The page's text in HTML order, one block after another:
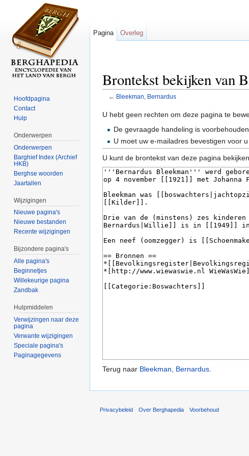
Brontekst bekijken van
← Bleekman, Bernardus
U hebt geen rechten om deze pagina te
De gevraagde handeling is
U moet uw e-mailadres bevestigen voor
U kunt de brontekst van deze pagina
Terug naar Bleekman, Bernardus.
Pagina Overleg
Hoofdpagina
Contact
Hulp
Onderwerpen
Onderwerpen
Barghief Index (Archief
HKB)
Berghse woorden
Jaartallen
Wijzigingen
Nieuwe pagina's
Nieuwe bestanden
Recente wijzigingen
Bijzondere pagina's
Alle pagina's
Beginnetjes
Willekeurige pagina
Zandbak
Hulpmiddelen
Verwijzingen naar deze
pagina
Verwante wijzigingen
Speciale pagina's
Paginagegevens
Privacybeleid Over Berghapedia Voorbehoud